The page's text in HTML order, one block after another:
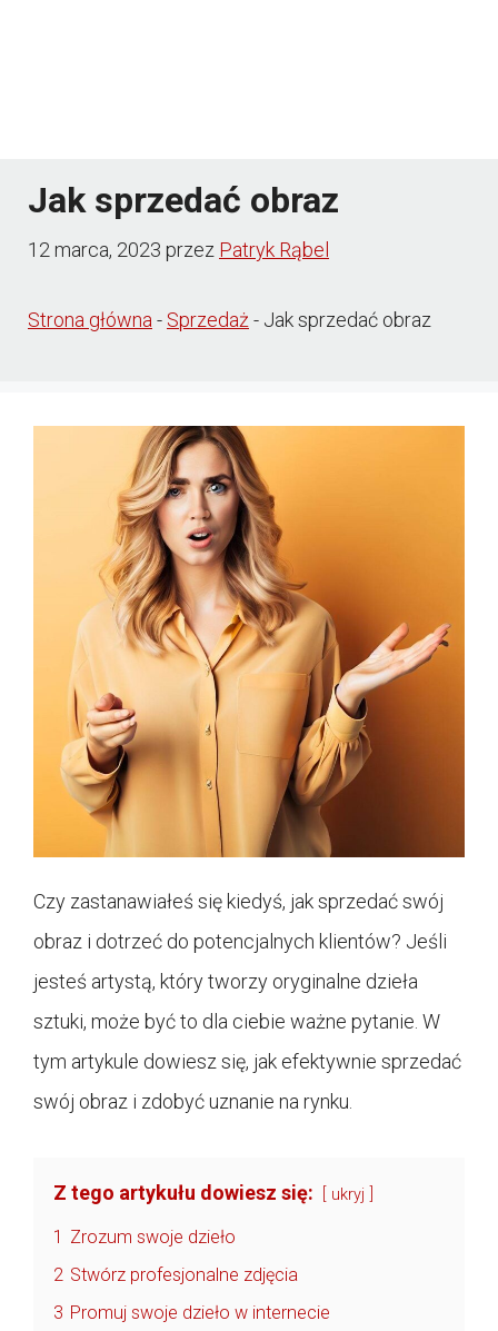
Jak sprzedać obraz
12 marca, 2023 przez Patryk Rąbel
Strona główna- Sprzedaż- Jak sprzedać obraz
Czy zastanawiałeś się kiedyś, jak sprzedać swój
obraz i dotrzeć do potencjalnych klientów? Jeśli
jesteś artystą, który tworzy oryginalne dzieła
sztuki, może być to dla ciebie ważne pytanie. W
tym artykule dowiesz się, jak efektywnie sprzedać
swój obraz i zdobyć uznanie na rynku.
Z tego artykułu dowiesz się: ukryj
1 Zrozum swoje dzieło
2 Stwórz profesjonalne zdjęcia
3 Promuj swoje dzieło w internecie